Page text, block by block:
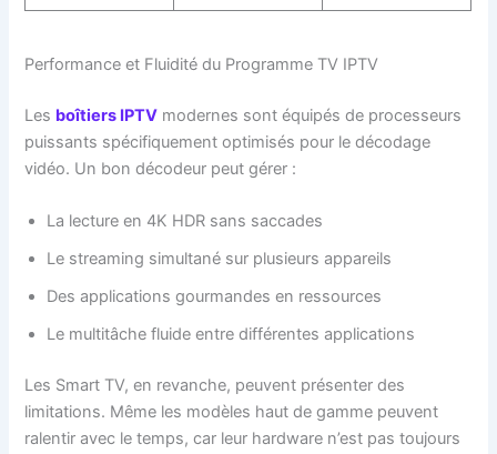
Performance et Fluidité du Programme TV IPTV
Les boîtiers IPTV modernes sont équipés de processeurs
puissants spécifiquement optimisés pour le décodage
vidéo. Un bon décodeur peut gérer :
La lecture en 4K HDR sans saccades
Le streaming simultané sur plusieurs appareils
Des applications gourmandes en ressources
Le multitâche fluide entre différentes applications
Les Smart TV, en revanche, peuvent présenter des
limitations. Même les modèles haut de gamme peuvent
ralentir avec le temps, car leur hardware n’est pas toujours